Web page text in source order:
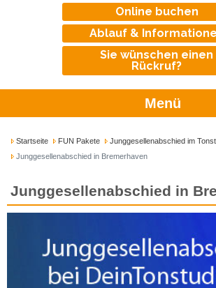
Online buchen
Ablauf &
Sie wünschen einen
Rückruf?
Menü
Startseite FUN Pakete
Junggesellenabschied im
Junggesellenabschied in Bremerhaven
Junggesellenabschied in